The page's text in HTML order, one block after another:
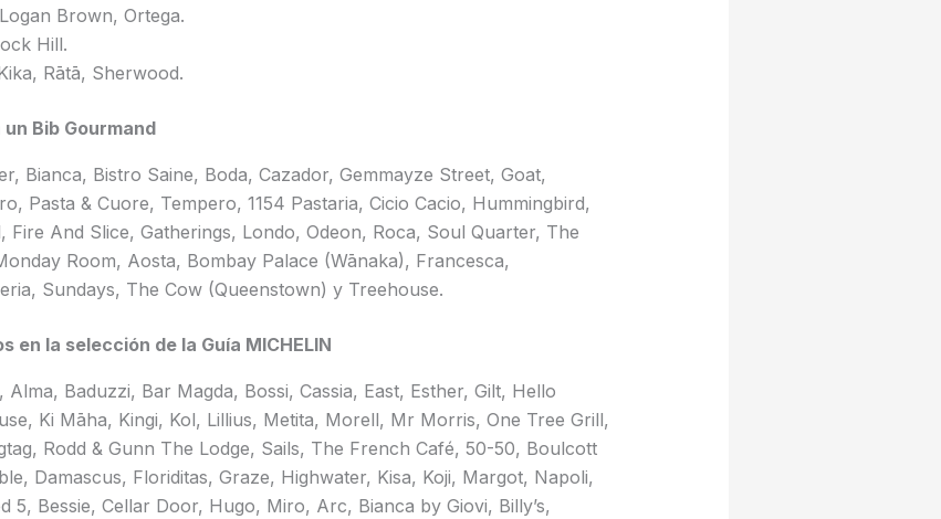
Brown, Ortega.
Hill.
Rātā, Sherwood.
Bib Gourmand
Bianca, Bistro Saine, Boda, Cazador, Gemmayze Street, Goat,
Pasta & Cuore, Tempero, 1154 Pastaria, Cicio Cacio, Hummingbird,
Fire And Slice, Gatherings, Londo, Odeon, Roca, Soul Quarter, The
Room, Aosta, Bombay Palace (Wānaka), Francesca,
Sundays, The Cow (Queenstown) y Treehouse.
la selección de la Guía MICHELIN
Baduzzi, Bar Magda, Bossi, Cassia, East, Esther, Gilt, Hello
Ki Māha, Kingi, Kol, Lillius, Metita, Morell, Mr Morris, One Tree Grill,
Rodd & Gunn The Lodge, Sails, The French Café, 50-50, Boulcott
Damascus, Floriditas, Graze, Highwater, Kisa, Koji, Margot, Napoli,
5, Bessie, Cellar Door, Hugo, Miro, Arc, Bianca by Giovi, Billy’s,